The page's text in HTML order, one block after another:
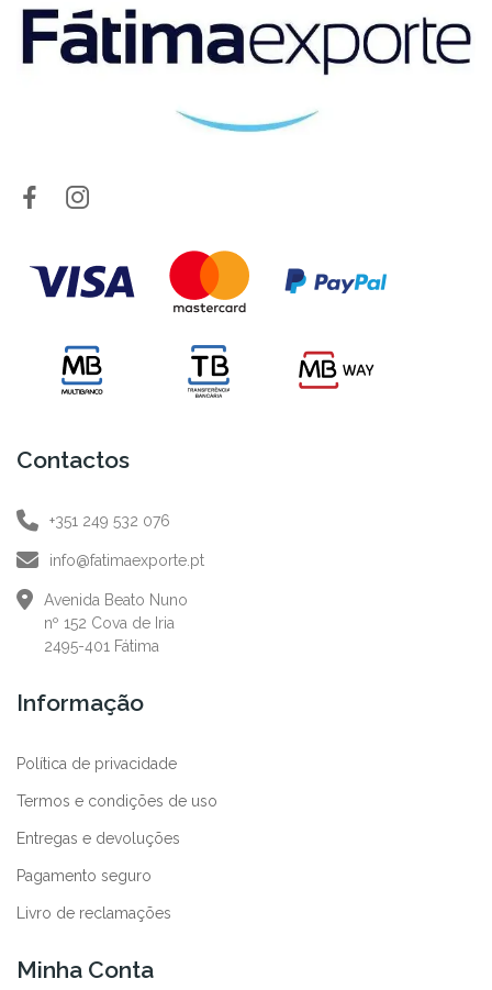
Contactos
+351 249 532 076
info@fatimaexporte.pt
Avenida Beato Nuno
nº 152 Cova de Iria
2495-401 Fátima
Informação
Política de privacidade
Termos e condições de uso
Entregas e devoluções
Pagamento seguro
Livro de reclamações
Minha Conta